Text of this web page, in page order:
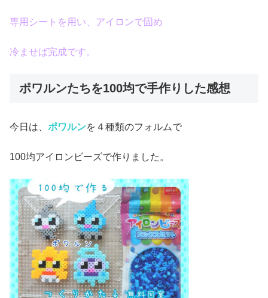
専用シートを用い、アイロンで固め
冷ませば完成です。
ポワルンたちを100均で手作りした感想
今日は、 ポワルンを４種類のフォルムで
100均アイロンビーズで作りました。